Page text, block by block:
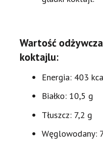
Wartość
koktajlu:
Energia: 403
Białko: 10,5 g
Tłuszcz: 7,2 g
Węglowodany: